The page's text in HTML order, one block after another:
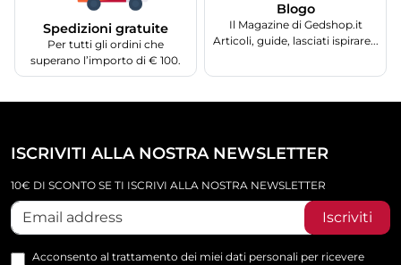
Spedizioni gratuite
Per tutti gli ordini che
superano l’importo di € 100.
Blogo
Il Magazine di Gedshop.it
Articoli, guide, lasciati ispirare...
ISCRIVITI ALLA NOSTRA NEWSLETTER
10€ DI SCONTO SE TI ISCRIVI ALLA NOSTRA NEWSLETTER
Iscriviti
Acconsento al trattamento dei miei dati personali per ricevere